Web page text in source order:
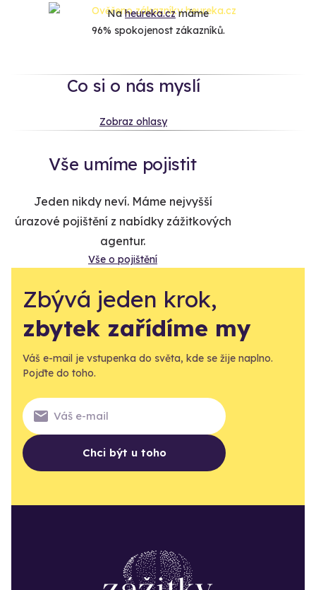
Naheureka.czmáme
96% spokojenost zákazníků.
Co si o nás myslí
Zobraz ohlasy
Vše umíme pojistit
Jeden nikdy neví. Máme nejvyšší
úrazové pojištění z nabídky zážitkových
agentur.
Vše o pojištění
Zbývá jeden krok,
zbytek zařídíme my
Váš e-mail je vstupenka do světa, kde se žije naplno.
Pojďte do toho.
Chci být u toho